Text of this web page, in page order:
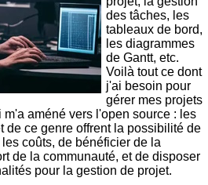
des tâches, les
tableaux de bord,
les diagrammes
de Gantt, etc.
Voilà tout ce dont
j'ai besoin pour
gérer mes projets
améné vers l'open source : les
de ce genre offrent la possibilité de
coûts, de bénéficier de la
de la communauté, et de disposer
pour la gestion de projet.